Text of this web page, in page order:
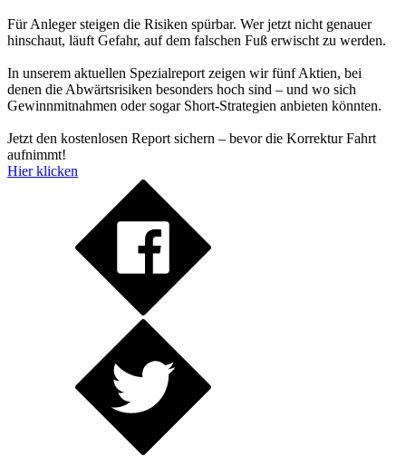
Für Anleger steigen die Risiken spürbar. Wer jetzt nicht genauer
hinschaut, läuft Gefahr, auf dem falschen Fuß erwischt zu werden.
In unserem aktuellen Spezialreport zeigen wir fünf Aktien, bei
denen die Abwärtsrisiken besonders hoch sind – und wo sich
Gewinnmitnahmen oder sogar Short-Strategien anbieten könnten.
Jetzt den kostenlosen Report sichern – bevor die Korrektur Fahrt
aufnimmt!
Hier klicken